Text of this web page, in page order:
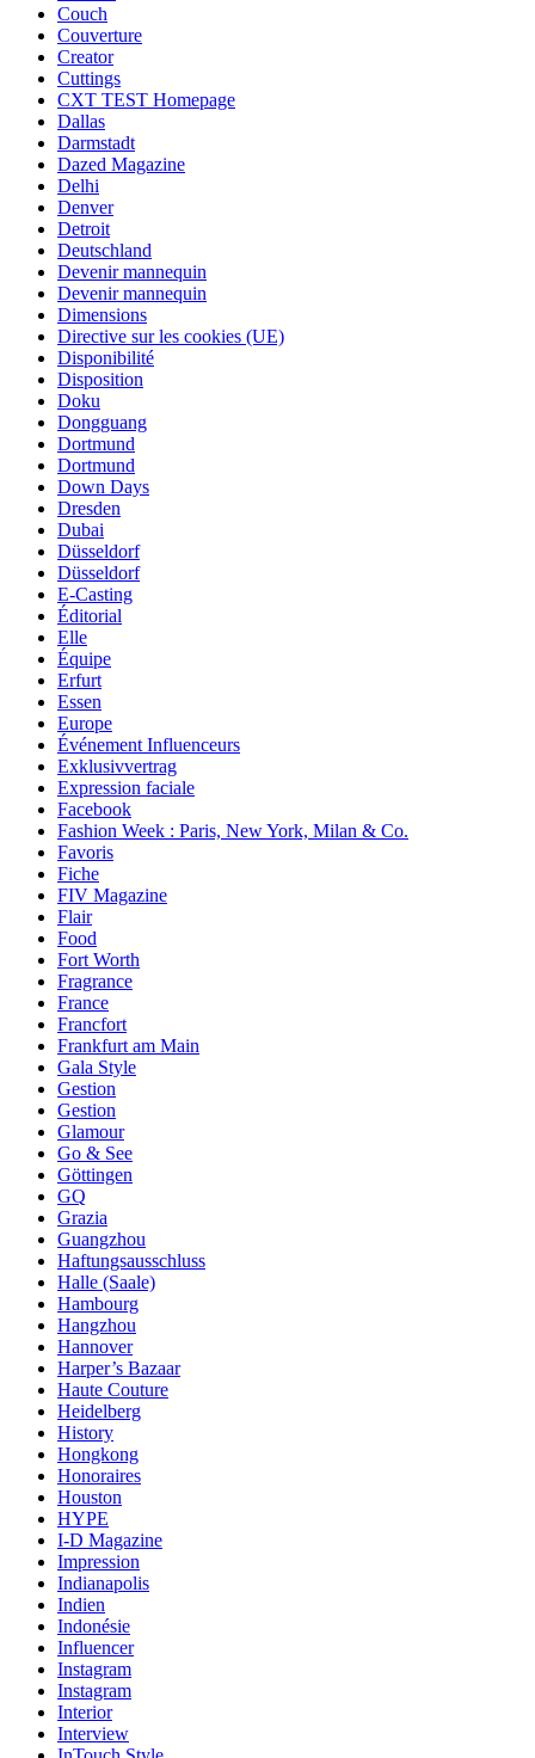
Couch
Couverture
Creator
Cuttings
CXT TEST Homepage
Dallas
Darmstadt
Dazed Magazine
Delhi
Denver
Detroit
Deutschland
Devenir mannequin
Devenir mannequin
Dimensions
Directive sur les cookies (UE)
Disponibilité
Disposition
Doku
Dongguang
Dortmund
Dortmund
Down Days
Dresden
Dubai
Düsseldorf
Düsseldorf
E-Casting
Éditorial
Elle
Équipe
Erfurt
Essen
Europe
Événement Influenceurs
Exklusivvertrag
Expression faciale
Facebook
Fashion Week : Paris, New York, Milan & Co.
Favoris
Fiche
FIV Magazine
Flair
Food
Fort Worth
Fragrance
France
Francfort
Frankfurt am Main
Gala Style
Gestion
Gestion
Glamour
Go & See
Göttingen
GQ
Grazia
Guangzhou
Haftungsausschluss
Halle (Saale)
Hambourg
Hangzhou
Hannover
Harper’s Bazaar
Haute Couture
Heidelberg
History
Hongkong
Honoraires
Houston
HYPE
I-D Magazine
Impression
Indianapolis
Indien
Indonésie
Influencer
Instagram
Instagram
Interior
Interview